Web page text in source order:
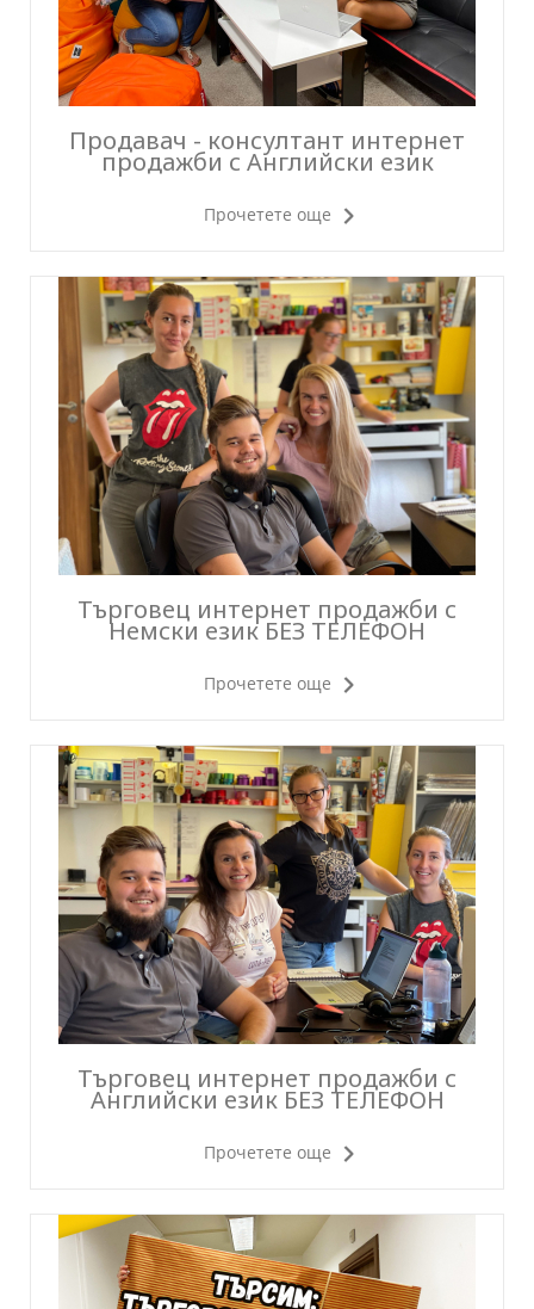
Продавач - консултант интернет
продажби с Английски език
Прочетете още
Търговец интернет продажби с
Немски език БЕЗ ТЕЛЕФОН
Прочетете още
Търговец интернет продажби с
Английски език БЕЗ ТЕЛЕФОН
Прочетете още